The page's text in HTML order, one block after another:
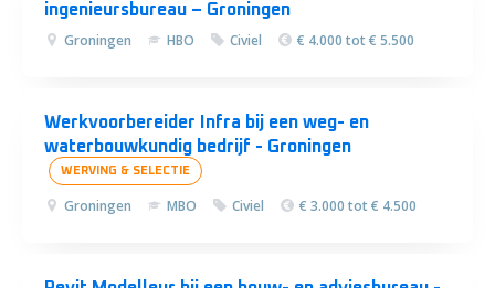
ingenieursbureau – Groningen
Groningen HBO Civiel € 4.000 tot € 5.500
Werkvoorbereider Infra bij een weg- en
waterbouwkundig bedrijf - Groningen
WERVING & SELECTIE
Groningen MBO Civiel € 3.000 tot € 4.500